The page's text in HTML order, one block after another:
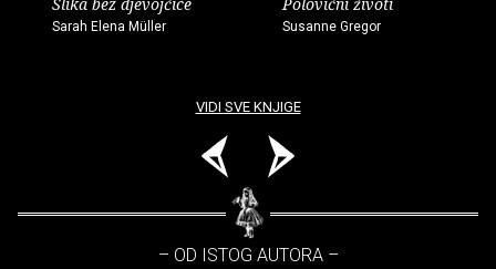
Sarah Elena Müller Susanne Gregor
VIDI SVE KNJIGE
– OD ISTOG AUTORA –